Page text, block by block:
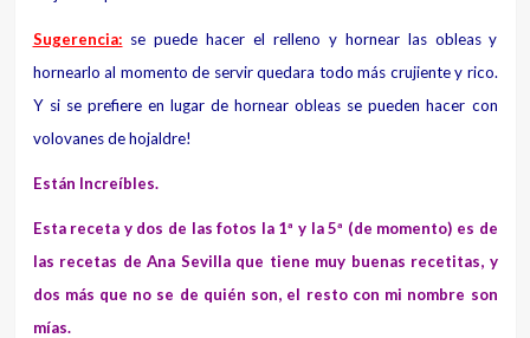
Sugerencia: se puede hacer el relleno y hornear las obleas y
hornearlo al momento de servir quedara todo más crujiente y rico.
Y si se prefiere en lugar de hornear obleas se pueden hacer con
volovanes de hojaldre!
Están Increíbles.
Esta receta y dos de las fotos la 1ª y la 5ª (de momento) es de
las recetas de Ana Sevilla que tiene muy buenas recetitas, y
dos más que no se de quién son, el resto con mi nombre son
mías.